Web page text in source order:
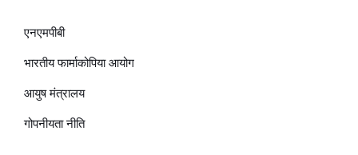
एनएमपीबी
भारतीय फार्माकोपिया आयोग
आयुष मंत्रालय
गोपनीयता नीति